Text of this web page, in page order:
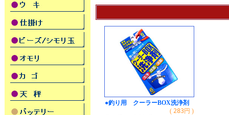
●釣り用 クーラーBOX洗浄剤
( 283円 )